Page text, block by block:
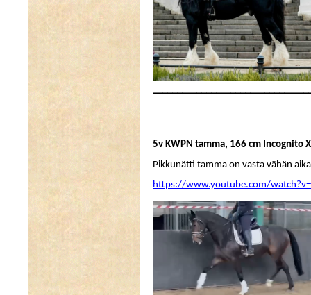
5v KWPN tamma, 166 cm Incognito
Pikkunätti tamma on vasta vähän
https://www.youtube.com/